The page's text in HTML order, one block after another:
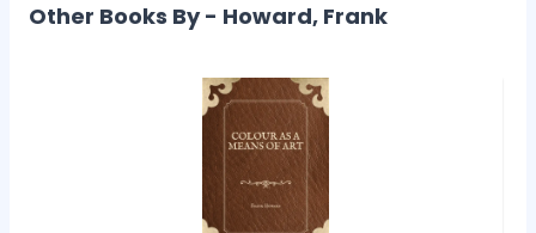
Other Books By - Howard, Frank